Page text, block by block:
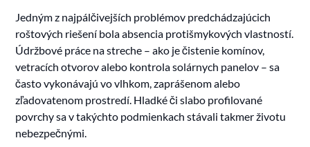
Jedným z najpálčivejších problémov predchádzajúcich
roštových riešení bola absencia protišmykových vlastností.
Údržbové práce na streche – ako je čistenie komínov,
vetracích otvorov alebo kontrola solárnych panelov – sa
často vykonávajú vo vlhkom, zaprášenom alebo
zľadovatenom prostredí. Hladké či slabo profilované
povrchy sa v takýchto podmienkach stávali takmer životu
nebezpečnými.